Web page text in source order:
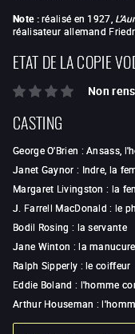
Note :réalisé en 1927,
réalisateur allemand
ETAT DE LA COPIE
Non
CASTING
George O'Brien :Ansass,
Janet Gaynor : Indre, la
Margaret Livingston : la
J. Farrell MacDonald : le
Bodil Rosing : la servante
Jane Winton :la manucure
Ralph Sipperly :le coiffeur
Eddie Boland : l'homme
Arthur Houseman :